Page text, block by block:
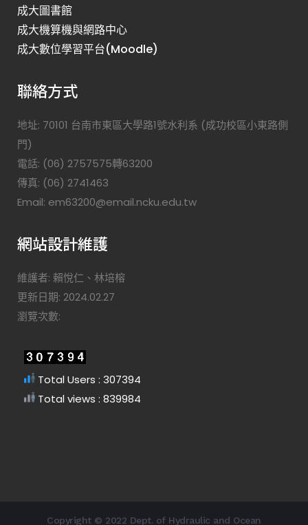
成大圖書館
成大機算機與網路中心
成大數位學習平台(Moodle)
聯絡方式
地址: 70101 台南市東區大學路1號水利系 (成功校區小東路側
門)
電話: (06) 2757575轉63200
傳真: (06) 2741463
Email: em63200@email.ncku.edu.tw
網站設計維護
維護者: 賴悅仁、林培榕
更新日期: 2024.02.27
瀏覽次數:
Total Users : 307394
Total views : 839984
Copyright © 2022 Dept. of Hydraulic and Ocean